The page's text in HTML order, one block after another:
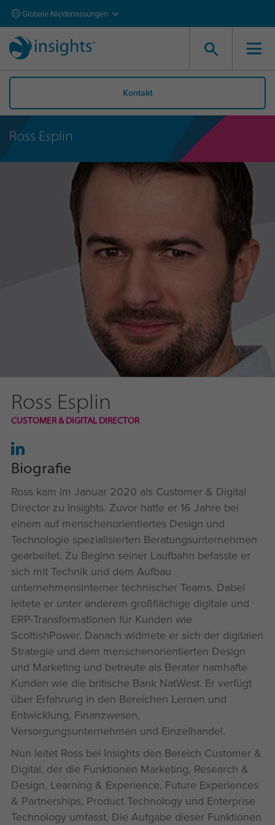
Globale Niederlassungen
Kontakt
Ross Esplin
Ross Esplin
CUSTOMER & DIGITAL DIRECTOR
Biografie
Ross kam im Januar 2020 als Customer & Digital
Director zu Insights. Zuvor hatte er 16 Jahre bei
einem auf menschenorientiertes Design und
Technologie spezialisierten Beratungsunternehmen
gearbeitet. Zu Beginn seiner Laufbahn befasste er
sich mit Technik und dem Aufbau
unternehmensinterner technischer Teams. Dabei
leitete er unter anderem großflächige digitale und
ERP-Transformationen für Kunden wie
ScottishPower. Danach widmete er sich der digitalen
Strategie und dem menschenorientierten Design
und Marketing und betreute als Berater namhafte
Kunden wie die britische Bank NatWest. Er verfügt
über Erfahrung in den Bereichen Lernen und
Entwicklung, Finanzwesen,
Versorgungsunternehmen und Einzelhandel.
Nun leitet Ross bei Insights den Bereich Customer &
Digital, der die Funktionen Marketing, Research &
Design, Learning & Experience, Future Experiences
& Partnerships, Product Technology und Enterprise
Technology umfasst. Die Aufgabe dieser Funktionen